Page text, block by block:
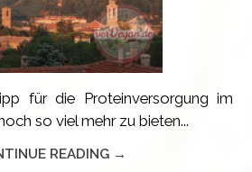
für die Proteinversorgung im
so viel mehr zu bieten...
READING →